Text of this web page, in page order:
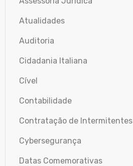
Atualidades
Auditoria
Cidadania Italiana
Cível
Contabilidade
Contratação de Intermitentes
Cybersegurança
Datas Comemorativas